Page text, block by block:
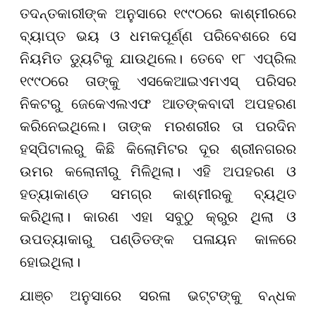
ତଦନ୍ତକାରୀଙ୍କ ଅନୁସାରେ ୧୯୯୦ରେ କାଶ୍ମୀରରେ
ବ୍ୟାପ୍ତ ଭୟ ଓ ଧମକପୂର୍ଣ୍ଣ ପରିବେଶରେ ସେ
ନିୟମିତ ଡ୍ୟୁଟିକୁ ଯାଉଥିଲେ। ତେବେ ୧୮ ଏପ୍ରିଲ
୧୯୯୦ରେ ତାଙ୍କୁ ଏସକେଆଇଏମଏସ୍ ପରିସର
ନିକଟରୁ ଜେକେଏଲଏଫ ଆତଙ୍କବାଦୀ ଅପହରଣ
କରିନେଇଥିଲେ। ତାଙ୍କ ମରଶରୀର ତା ପରଦିନ
ହସ୍ପିଟାଲରୁ କିଛି କିଲୋମିଟର ଦୂର ଶ୍ରୀନଗରର
ଉମର କଲୋନୀରୁ ମିଳିଥିଲା। ଏହି ଅପହରଣ ଓ
ହତ୍ୟାକାଣ୍ଡ ସମଗ୍ର କାଶ୍ମୀରକୁ ବ୍ୟଥିତ
କରିଥିଲା। କାରଣ ଏହା ସବୁଠୁ କ୍ରୁର ଥିଲା ଓ
ଉପତ୍ୟାକାରୁ ପଣ୍ଡିତଙ୍କ ପଳାୟନ କାଳରେ
ହୋଇଥିଲା।
ଯାଞ୍ଚ ଅନୁସାରେ ସରଳା ଭଟ୍ଟଙ୍କୁ ବନ୍ଧକ